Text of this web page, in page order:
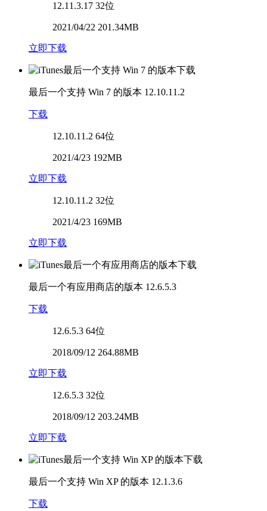
12.11.3.17 32位
2021/04/22 201.34MB
立即下载
最后一个支持 Win 7 的版本 12.10.11.2
下载
12.10.11.2 64位
2021/4/23 192MB
立即下载
12.10.11.2 32位
2021/4/23 169MB
立即下载
最后一个有应用商店的版本 12.6.5.3
下载
12.6.5.3 64位
2018/09/12 264.88MB
立即下载
12.6.5.3 32位
2018/09/12 203.24MB
立即下载
最后一个支持 Win XP 的版本 12.1.3.6
下载